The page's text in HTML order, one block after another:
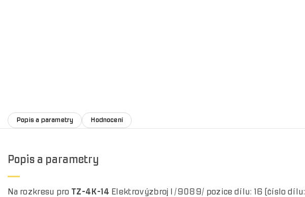
Popis a parametry Hodnocení
Popis a parametry
Na rozkresu pro TZ-4K-14 Elektrovýzbroj I /9089/ pozice dílu: 16 (číslo dílu: